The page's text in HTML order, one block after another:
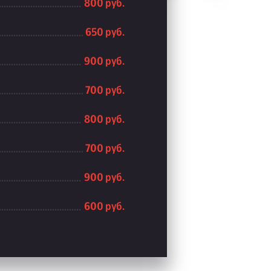
800 руб.
650 руб.
900 руб.
700 руб.
800 руб.
700 руб.
900 руб.
600 руб.